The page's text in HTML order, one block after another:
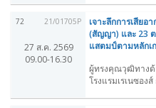
72 21/01705P
27 ส.ค. 2569
09.00-16.30
เจาะลึกการเสียอ
(สัญญา) และ 23 ต
แสตมป์ตามหลักเ
ผู้ทรงคุณวุฒิทาง
โรงแรมเรเนซองส์